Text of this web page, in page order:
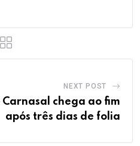
NEXT POST
chega ao fim
após três dias de folia